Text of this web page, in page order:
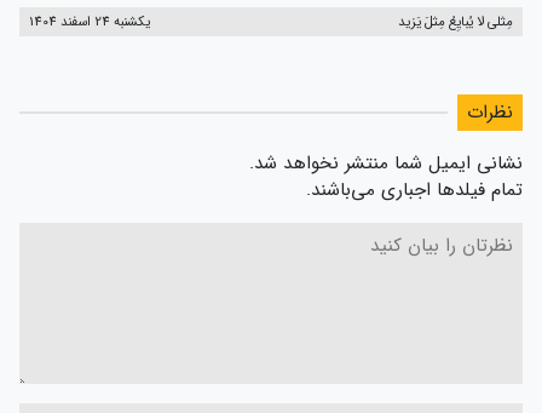
مِثلی لا یُبایِعُ مِثلَ یَزید
یکشنبه 24 اسفند 1404
نظرات
نشانی ایمیل شما منتشر نخواهد شد.
تمام فیلدها اجباری می‌باشند.